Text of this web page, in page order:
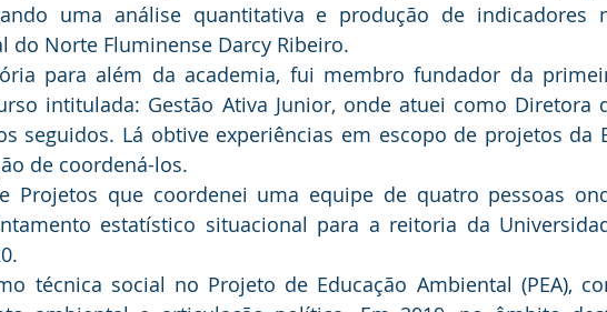
uma análise quantitativa e produção de indicadores
do Norte Fluminense Darcy Ribeiro.
para além da academia, fui membro fundador da
intitulada: Gestão Ativa Junior, onde atuei como Diretora
seguidos. Lá obtive experiências em escopo de projetos da
de coordená-los.
Projetos que coordenei uma equipe de quatro pessoas
estatístico situacional para a reitoria da
técnica social no Projeto de Educação Ambiental (PEA),